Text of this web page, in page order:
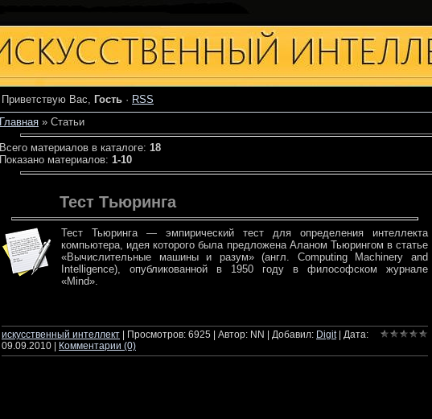
Приветствую Вас, Гость · RSS
Главная » Статьи
Всего материалов в каталоге: 18
Показано материалов: 1-10
Тест Тьюринга
Тест Тьюринга — эмпирический тест для определения интеллекта
компьютера, идея которого была предложена Аланом Тьюрингом в статье
«Вычислительные машины и разум» (англ. Computing Machinery and
Intelligence), опубликованной в 1950 году в философском журнале
«Mind».
искусственный интеллект | Просмотров: 6925 | Автор: NN | Добавил: Digit| Дата:
09.09.2010
Комментарии (0)